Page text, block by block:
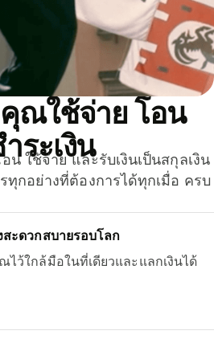
ณใช้จ่าย โอน
ระเงิน
น ใช้จ่าย และรับเงินเป็นสกุลเงิน
ทุกอย่างที่ต้องการได้ทุกเมื่อ ครบ
สะดวกสบายรอบโลก
ไว้ใกล้มือในที่เดียวและแลกเงินได้